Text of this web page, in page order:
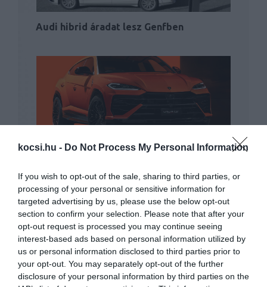
kocsi.hu - Do Not Process My Personal Information
If you wish to opt-out of the sale, sharing to third parties, or
processing of your personal or sensitive information for
targeted advertising by us, please use the below opt-out
section to confirm your selection. Please note that after your
opt-out request is processed you may continue seeing
interest-based ads based on personal information utilized by
us or personal information disclosed to third parties prior to
your opt-out. You may separately opt-out of the further
disclosure of your personal information by third parties on the
Audi hibrid áradat lesz Genfben
Konnektoros hibridként is kapható a
Megújult az Audi A3